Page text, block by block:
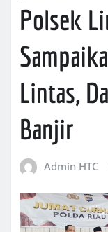
Polsek
Lintas,
Banjir
Admin HTC